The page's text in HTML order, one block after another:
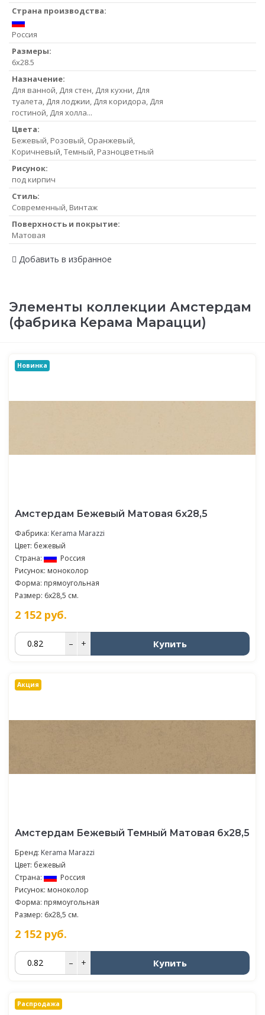
Страна производства:
Россия
Размеры:
6x28.5
Назначение:
Для ванной, Для стен, Для кухни, Для
туалета, Для лоджии, Для коридора, Для
гостиной, Для холла...
Цвета:
Бежевый, Розовый, Оранжевый,
Коричневый, Темный, Разноцветный
Рисунок:
под кирпич
Стиль:
Современный, Винтаж
Поверхность и покрытие:
Матовая
Добавить в избранное
Элементы коллекции Амстердам
(фабрика Керама Марацци)
Новинка
Амстердам Бежевый Матовая 6х28,5
Фабрика: Kerama Marazzi
Цвет: бежевый
Страна:
Россия
Рисунок: моноколор
Форма: прямоугольная
Размер: 6x28,5 см.
2 152 руб.
– + Купить
Акция
Амстердам Бежевый Темный Матовая 6х28,5
Бренд: Kerama Marazzi
Цвет: бежевый
Страна:
Россия
Рисунок: моноколор
Форма: прямоугольная
Размер: 6x28,5 см.
2 152 руб.
– + Купить
Распродажа